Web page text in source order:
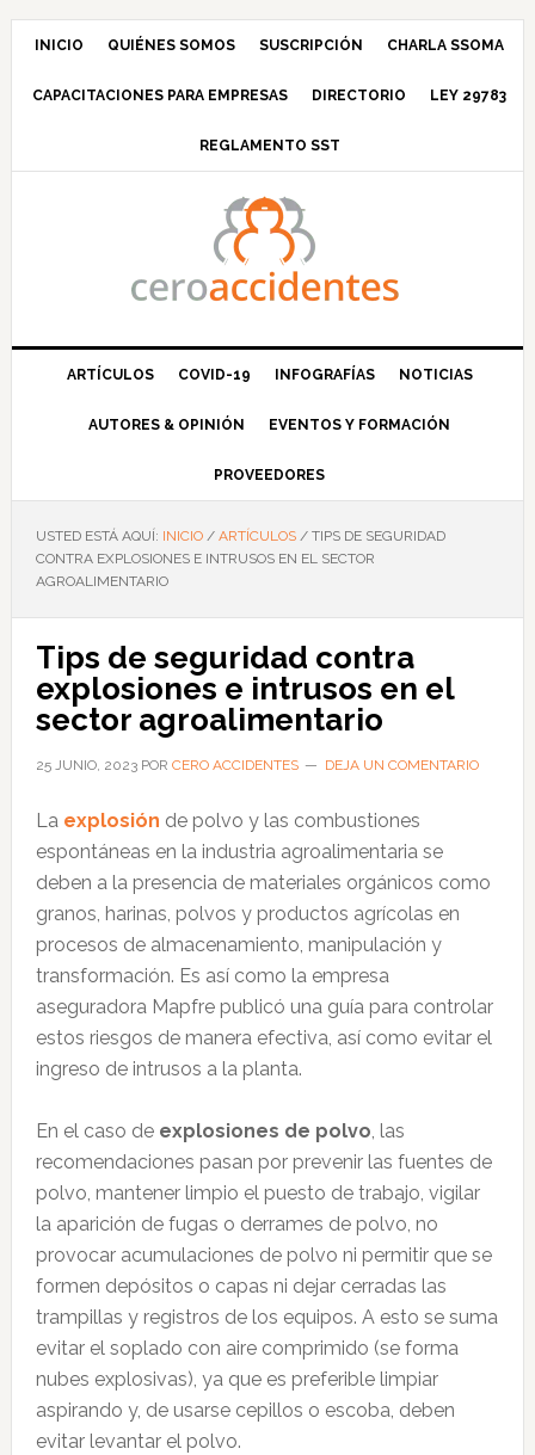
Saltar
navegación
Saltar
principal
Saltar
barra
principal
Saltar
INICIO QUIÉNES SOMOS SUSCRIPCIÓN CHARLA SSOMA
CAPACITACIONES PARA EMPRESAS DIRECTORIO LEY 29783
REGLAMENTO SST
ARTÍCULOS COVID-19 INFOGRAFÍAS NOTICIAS
AUTORES & OPINIÓN EVENTOS Y FORMACIÓN
PROVEEDORES
USTED ESTÁ AQUÍ: INICIO / ARTÍCULOS /TIPS DE SEGURIDAD
CONTRA EXPLOSIONES E INTRUSOS EN EL SECTOR
AGROALIMENTARIO
Tips de seguridad contra
explosiones e intrusos en el
sector agroalimentario
25 JUNIO, 2023POR CERO ACCIDENTES DEJA UN COMENTARIO
La explosión de polvo y las combustiones
espontáneas en la industria agroalimentaria se
deben a la presencia de materiales orgánicos como
granos, harinas, polvos y productos agrícolas en
procesos de almacenamiento, manipulación y
transformación. Es así como la empresa
aseguradora Mapfre publicó una guía para controlar
estos riesgos de manera efectiva, así como evitar el
ingreso de intrusos a la planta.
En el caso de explosiones de polvo, las
recomendaciones pasan por prevenir las fuentes de
polvo, mantener limpio el puesto de trabajo, vigilar
la aparición de fugas o derrames de polvo, no
provocar acumulaciones de polvo ni permitir que se
formen depósitos o capas ni dejar cerradas las
trampillas y registros de los equipos. A esto se suma
evitar el soplado con aire comprimido (se forma
nubes explosivas), ya que es preferible limpiar
aspirando y, de usarse cepillos o escoba, deben
evitar levantar el polvo.